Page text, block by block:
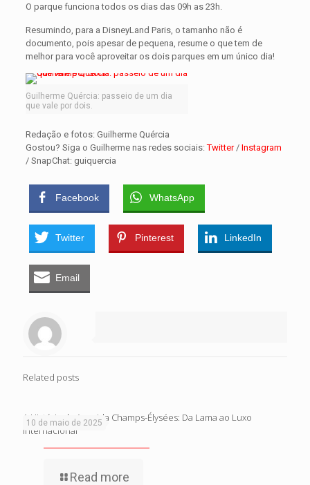
O parque funciona todos os dias das 09h as 23h.
Resumindo, para a DisneyLand Paris, o tamanho não é
documento, pois apesar de pequena, resume o que tem de
melhor para você aproveitar os dois parques em um único dia!
Guilherme Quércia: passeio de um dia
que vale por dois.
Redação e fotos: Guilherme Quércia
Gostou? Siga o Guilherme nas redes sociais:Twitter/ Instagram
/ SnapChat: guiquercia
Facebook WhatsApp
Twitter Pinterest LinkedIn
Email
Related posts
10 de maio de 2025
A História da Avenida Champs-Élysées: Da Lama ao Luxo
Internacional
Read more